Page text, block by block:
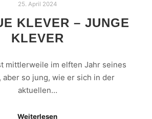
25. April 2024
KLEVER – JUNGE
KLEVER
mittlerweile im elften Jahr seines
aber so jung, wie er sich in der
aktuellen…
Weiterlesen